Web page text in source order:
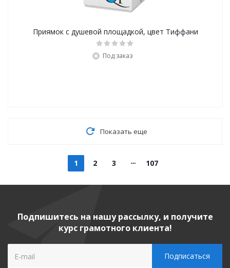
Приямок с душевой площадкой, цвет Тиффани
Под заказ
Показать еще
1 2 3 107
Подпишитесь на нашу рассылку, и получите
курс грамотного клиента!